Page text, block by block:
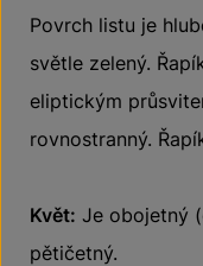
Povrch listu je
světle zelený.
eliptickým
rovnostranný.
Květ: Je obojetný
pětičetný.